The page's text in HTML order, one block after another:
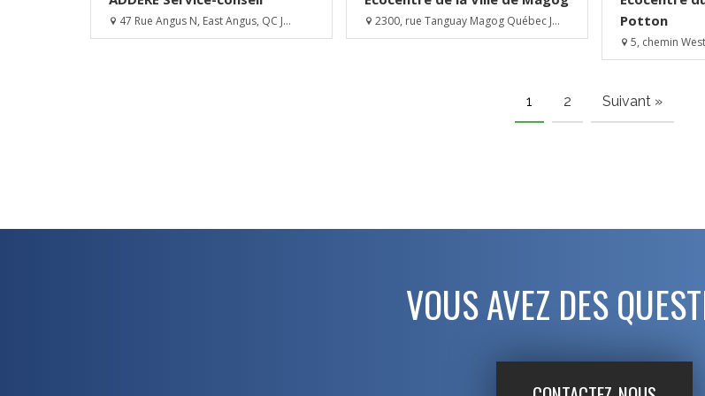
47 Rue Angus N, East Angus, QC J... 2300, rue Tanguay Magog Québec J...
Potton
5, chemin
1 2 Suivant »
VOUS AVEZ DES